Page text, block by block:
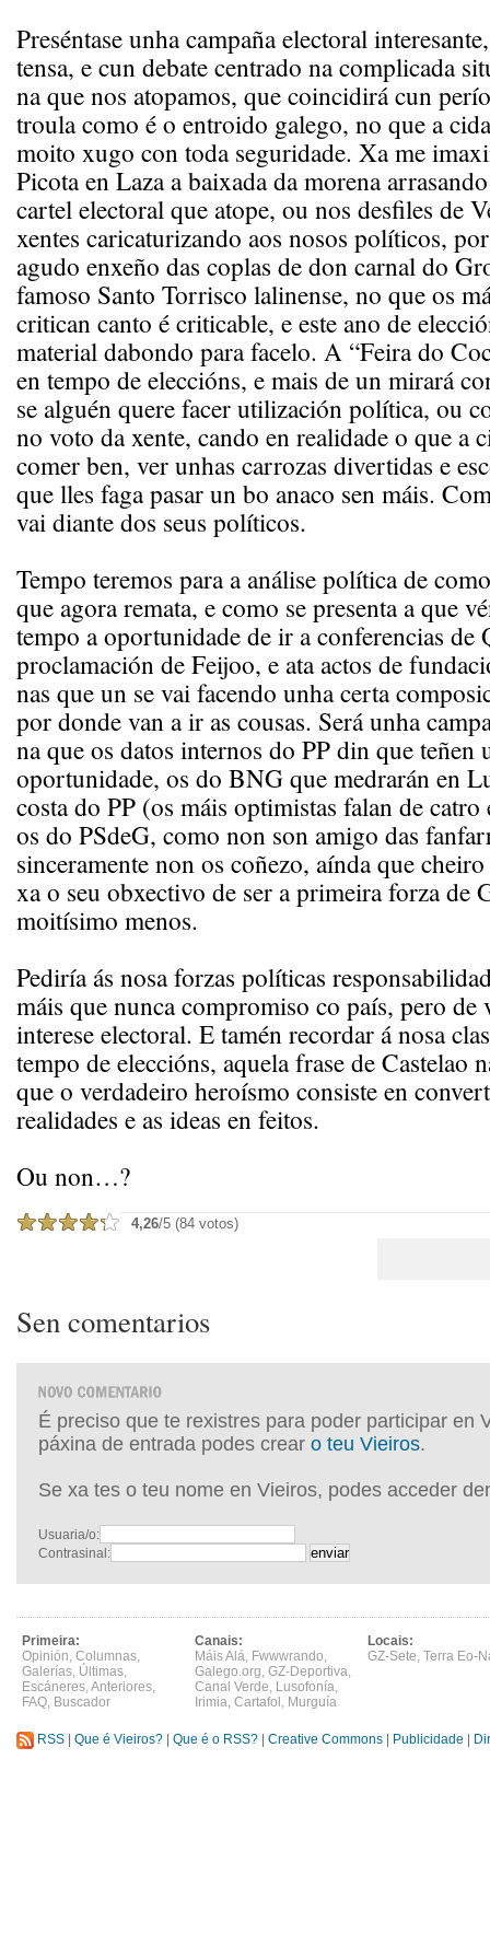
Preséntase unha campaña electoral
tensa, e cun debate centrado na complicada
na que nos atopamos, que coincidirá cun
troula como é o entroido galego, no que a
moito xugo con toda seguridade. Xa me
Picota en Laza a baixada da morena
cartel electoral que atope, ou nos desfiles de
xentes caricaturizando aos nosos políticos,
agudo enxeño das coplas de don carnal do
famoso Santo Torrisco lalinense, no que os
critican canto é criticable, e este ano de
material dabondo para facelo. A “Feira do
en tempo de eleccións, e mais de un mirará
se alguén quere facer utilización política, ou
no voto da xente, cando en realidade o que a
comer ben, ver unhas carrozas divertidas e
que lles faga pasar un bo anaco sen máis.
vai diante dos seus políticos.
Tempo teremos para a análise política de
que agora remata, e como se presenta a que
tempo a oportunidade de ir a conferencias de
proclamación de Feijoo, e ata actos de
nas que un se vai facendo unha certa
por donde van a ir as cousas. Será unha
na que os datos internos do PP din que teñen
oportunidade, os do BNG que medrarán en
costa do PP (os máis optimistas falan de catro
os do PSdeG, como non son amigo das
sinceramente non os coñezo, aínda que
xa o seu obxectivo de ser a primeira forza de
moitísimo menos.
Pediría ás nosa forzas políticas
máis que nunca compromiso co país, pero de
interese electoral. E tamén recordar á nosa
tempo de eleccións, aquela frase de Castelao
que o verdadeiro heroísmo consiste en
realidades e as ideas en feitos.
Ou non…?
4,26/5 (84 votos)
Sen comentarios
É preciso que te rexistres para poder participar en
páxina de entrada podes crear o teu Vieiros.
Se xa tes o teu nome en Vieiros, podes acceder
Usuaria/o:
Contrasinal:
Primeira:
Opinión, Columnas,
Galerías, Últimas,
Escáneres,Anteriores,
FAQ, Buscador
Canais:
Máis Alá, Fwwwrando,
Galego.org, GZ-Deportiva,
Canal Verde, Lusofonía,
Irimia, Cartafol , Murguía
Locais:
GZ-Sete, Terra Eo-
RSS Que é Vieiros? Que é o RSS? Creative Commons Publicidade